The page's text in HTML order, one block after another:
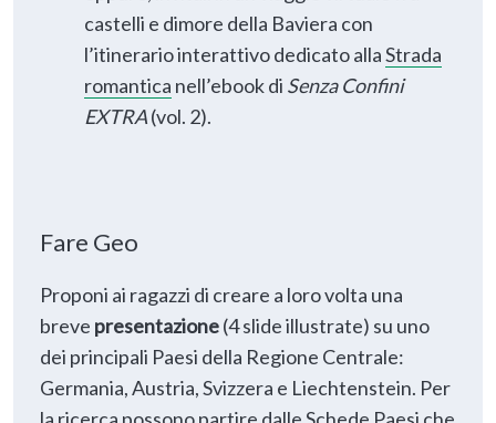
castelli e dimore della Baviera con
l’itinerario interattivo dedicato allaStrada
romantica nell’ebook di Senza Confini
EXTRA(vol. 2).
Fare Geo
Proponi ai ragazzi di creare a loro volta una
breve presentazione(4 slide illustrate) su uno
dei principali Paesi della Regione Centrale:
Germania, Austria, Svizzera e Liechtenstein. Per